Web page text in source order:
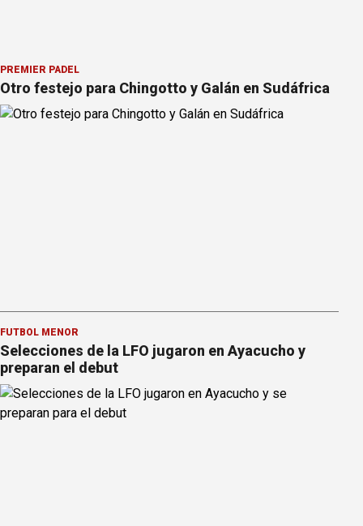
PREMIER PÁDEL
Otro festejo para Chingotto y Galán en Sudáfrica
FÚTBOL MENOR
Selecciones de la LFO jugaron en Ayacucho y
preparan el debut